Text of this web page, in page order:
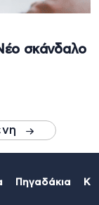
σκάνδαλο
Πηγαδάκια